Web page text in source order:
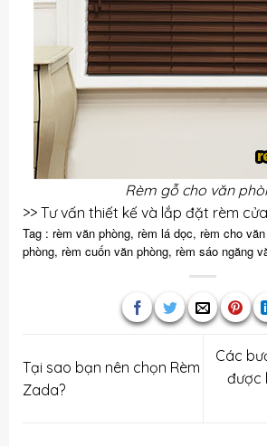
Rèm gỗ cho văn
>> Tư vấn thiết kế và lắp đặt rèm
Tag : rèm văn phòng, rèm lá dọc, rèm cho
phòng, rèm cuốn văn phòng, rèm sáo ngăng
Tại sao bạn nên chọn Rèm
Zada?
Các
được